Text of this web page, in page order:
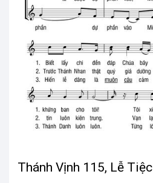
Thánh Vịnh 115, Lễ